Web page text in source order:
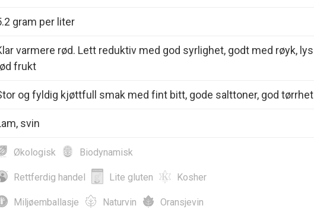
gram per liter
varmere rød. Lett reduktiv med god syrlighet, godt med røyk, lys
frukt
og fyldig kjøttfull smak med fint bitt, gode salttoner, god tørrhet
svin
Økologisk Biodynamisk
Rettferdig handel Lite gluten Kosher
Miljøemballasje Naturvin Oransjevin